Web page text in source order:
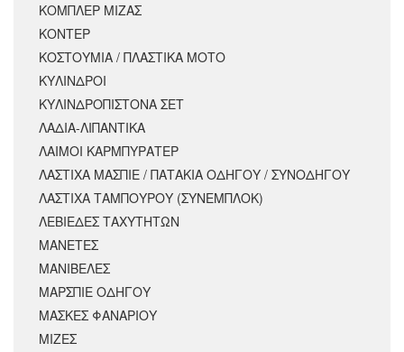
ΚΟΜΠΛΕΡ ΜΙΖΑΣ
ΚΟΝΤΕΡ
ΚΟΣΤΟΥΜΙΑ / ΠΛΑΣΤΙΚΑ ΜΟΤΟ
ΚΥΛΙΝΔΡΟΙ
ΚΥΛΙΝΔΡΟΠΙΣΤΟΝΑ ΣΕΤ
ΛΑΔΙΑ-ΛΙΠΑΝΤΙΚΑ
ΛΑΙΜΟΙ ΚΑΡΜΠΥΡΑΤΕΡ
ΛΑΣΤΙΧΑ ΜΑΣΠΙΕ / ΠΑΤΑΚΙΑ ΟΔΗΓΟΥ / ΣΥΝΟΔΗΓΟΥ
ΛΑΣΤΙΧΑ ΤΑΜΠΟΥΡΟΥ (ΣΥΝΕΜΠΛΟΚ)
ΛΕΒΙΕΔΕΣ ΤΑΧΥΤΗΤΩΝ
ΜΑΝΕΤΕΣ
ΜΑΝΙΒΕΛΕΣ
ΜΑΡΣΠΙΕ ΟΔΗΓΟΥ
ΜΑΣΚΕΣ ΦΑΝΑΡΙΟΥ
ΜΙΖΕΣ